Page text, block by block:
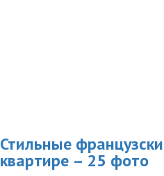
Стильные
квартире – 25 фото